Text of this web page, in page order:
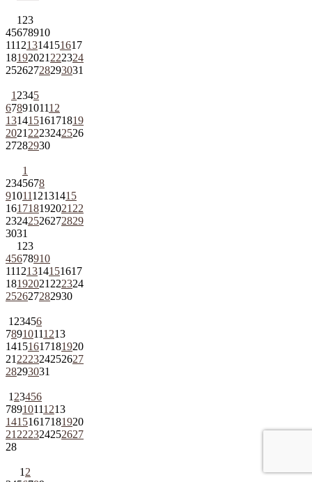
1 23
45678910
11121314151617
18192021 222324
25262728293031
1 2345
6789101112
13141516171819
2021 2223242526
27282930
1
2345678
9101112131415
161718192021 22
23242526272829
3031
1 23
45678910
11121314151617
18192021 222324
252627282930
1 23456
78910111213
14151617181920
21 222324252627
28293031
1 23456
78910111213
14151617181920
21 222324252627
28
1 2